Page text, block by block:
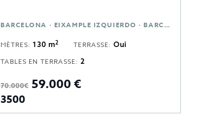
BARCELONA · EIXAMPLE IZQUIERDO · BARCELONA
MÈTRES: 130 m2 TERRASSE:Oui
TABLES EN TERRASSE: 2
70.000€ 59.000 €
3500